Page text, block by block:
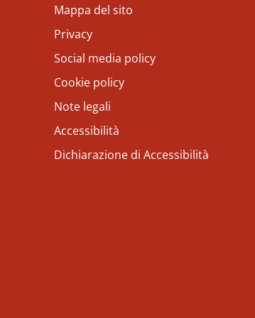
Mappa del sito
Privacy
Social media policy
Cookie policy
Note legali
Accessibilità
Dichiarazione di Accessibilità